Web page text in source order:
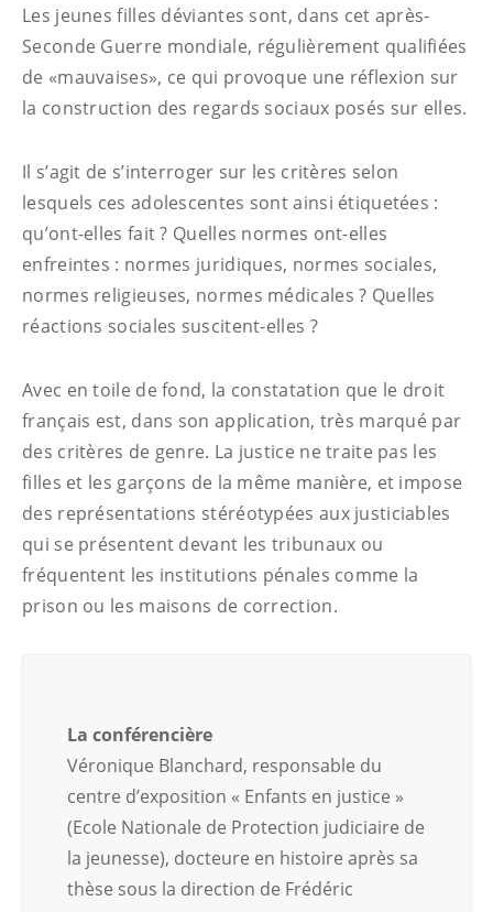
Les jeunes filles déviantes sont, dans cet après-
Seconde Guerre mondiale, régulièrement qualifiées
de «mauvaises», ce qui provoque une réflexion sur
la construction des regards sociaux posés sur elles.
Il s’agit de s’interroger sur les critères selon
lesquels ces adolescentes sont ainsi étiquetées :
qu’ont-elles fait ? Quelles normes ont-elles
enfreintes : normes juridiques, normes sociales,
normes religieuses, normes médicales ? Quelles
réactions sociales suscitent-elles ?
Avec en toile de fond, la constatation que le droit
français est, dans son application, très marqué par
des critères de genre. La justice ne traite pas les
filles et les garçons de la même manière, et impose
des représentations stéréotypées aux justiciables
qui se présentent devant les tribunaux ou
fréquentent les institutions pénales comme la
prison ou les maisons de correction.
La conférencière
Véronique Blanchard, responsable du
centre d’exposition « Enfants en justice »
(Ecole Nationale de Protection judiciaire de
la jeunesse), docteure en histoire après sa
thèse sous la direction de Frédéric